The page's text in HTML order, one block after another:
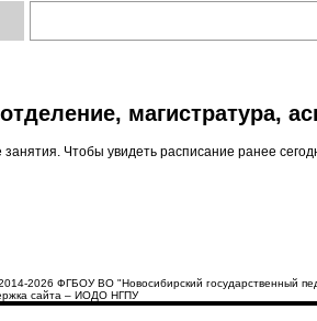
магистратура,
Чтобы увидеть расписание ранее
2026 ФГБОУ ВО "Новосибирский государственный
сайта – ИОДО НГПУ